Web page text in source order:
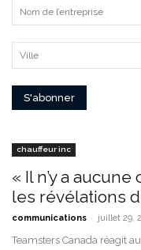
chauffeur inc
« Il n’y a
les révélations
communications - juillet 29,
Teamsters Canada réagit